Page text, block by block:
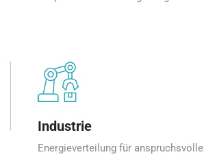
Industrie
Energieverteilung für anspruchsvolle